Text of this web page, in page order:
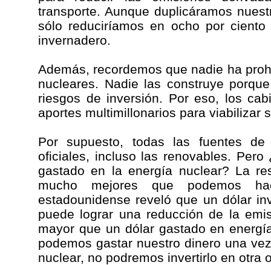
transporte. Aunque duplicáramos
sólo reduciríamos en ocho por
invernadero.
Además, recordemos que nadie ha
nucleares. Nadie las construye
riesgos de inversión. Por eso, los
aportes multimillonarios para viabilizar
Por supuesto, todas las fuentes de
oficiales, incluso las renovables.
gastado en la energía nuclear? La
mucho mejores que podemos
estadounidense reveló que un dólar
puede lograr una reducción de la
mayor que un dólar gastado en
podemos gastar nuestro dinero una
nuclear, no podremos invertirlo en otra